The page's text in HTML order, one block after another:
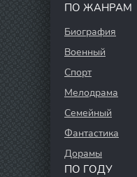
ПО ЖАНРАМ
Биография
Военный
Спорт
Мелодрама
Семейный
Фантастика
Дорамы
ПО ГОДУ